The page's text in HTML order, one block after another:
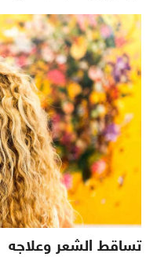
تساقط الشعر وعلاجه